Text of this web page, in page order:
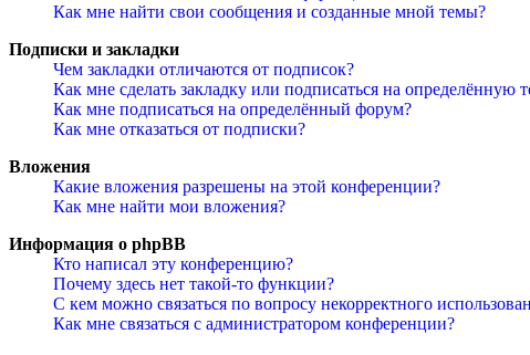
Как мне найти свои сообщения и созданные мной темы?
Подписки и закладки
Чем закладки отличаются от подписок?
Как мне сделать закладку или подписаться на определённую
Как мне подписаться на определённый форум?
Как мне отказаться от подписки?
Вложения
Какие вложения разрешены на этой конференции?
Как мне найти мои вложения?
Информация о phpBB
Кто написал эту конференцию?
Почему здесь нет такой-то функции?
С кем можно связаться по вопросу некорректного
Как мне связаться с администратором конференции?